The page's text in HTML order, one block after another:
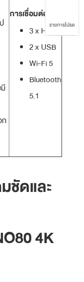
รายการโปรด
ก
การเชื่อมต่อ
3 x HDMI
2 x USB
Wi-Fi 5
Bluetooth
5.1
ชัดและ
4K